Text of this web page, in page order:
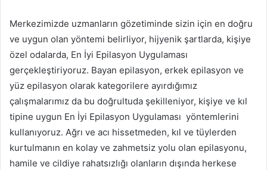
Merkezimizde uzmanların gözetiminde sizin için en doğru
ve uygun olan yöntemi belirliyor, hijyenik şartlarda, kişiye
özel odalarda, En İyi Epilasyon Uygulaması
gerçekleştiriyoruz. Bayan epilasyon, erkek epilasyon ve
yüz epilasyon olarak kategorilere ayırdığımız
çalışmalarımız da bu doğrultuda şekilleniyor, kişiye ve kıl
tipine uygun En İyi Epilasyon Uygulaması yöntemlerini
kullanıyoruz. Ağrı ve acı hissetmeden, kıl ve tüylerden
kurtulmanın en kolay ve zahmetsiz yolu olan epilasyonu,
hamile ve cildiye rahatsızlığı olanların dışında herkese